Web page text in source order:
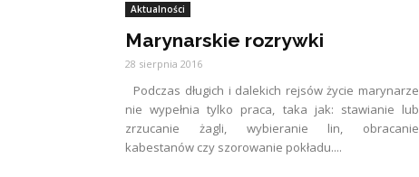
Aktualności
Marynarskie rozrywki
28 sierpnia 2016
Podczas długich i dalekich rejsów życie marynarze
nie wypełnia tylko praca, taka jak: stawianie lub
zrzucanie żagli, wybieranie lin, obracanie
kabestanów czy szorowanie pokładu....